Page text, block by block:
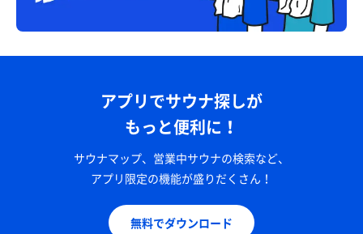
アプリでサウナ探しが
もっと便利に！
サウナマップ、営業中サウナの検索など、
アプリ限定の機能が盛りだくさん！
無料でダウンロード